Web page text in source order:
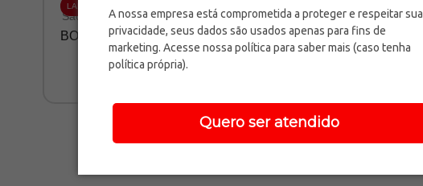
A nossa empresa está comprometida a proteger e respeitar sua
privacidade, seus dados são usados apenas para fins de
marketing. Acesse nossa política para saber mais (caso tenha
política própria).
Quero ser atendido
LANÇAMENTO
Sacos de Presente
BORN TO RACE
REF.:165
Sacos de Presente
JURASSIC
1 2 3 4 ...